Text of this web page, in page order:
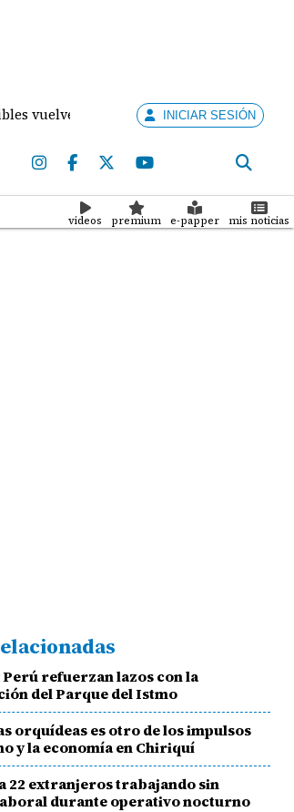
a subir este viernes Mal
INICIAR SESIÓN
videos premium e-papper mis noticias
Perú refuerzan lazos con la
del Parque del Istmo
orquídeas es otro de los impulsos
y la economía en Chiriquí
22 extranjeros trabajando sin
durante operativo nocturno